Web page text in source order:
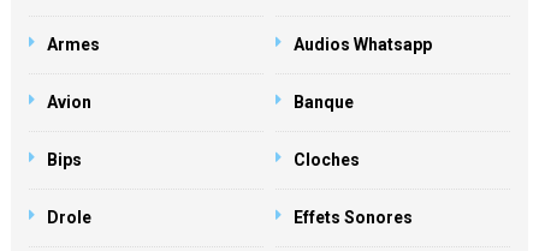
Armes Audios Whatsapp
Avion Banque
Bips Cloches
Drole Effets Sonores